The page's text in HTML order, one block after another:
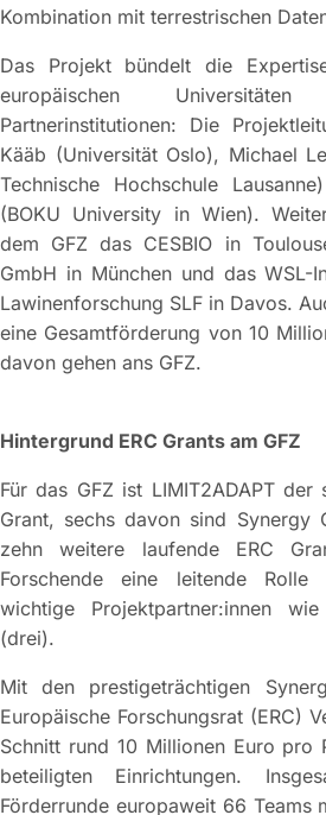
Kombination mit terrestrischen
Das Projekt bündelt die
europäischen
Partnerinstitutionen: Die
Kääb (Universität Oslo), Michael
Technische Hochschule
(BOKU University in Wien).
dem GFZ das CESBIO in
GmbH in München und das WSL-
Lawinenforschung SLF in Davos.
eine Gesamtförderung von 10
davon gehen ans GFZ.
Hintergrund ERC Grants am GFZ
Für das GFZ ist LIMIT2ADAPT der
Grant, sechs davon sind Synergy
zehn weitere laufende ERC
Forschende eine leitende
wichtige Projektpartner:innen
(drei).
Mit den prestigeträchtigen
Europäische Forschungsrat (ERC)
Schnitt rund 10 Millionen Euro
beteiligten Einrichtungen.
Förderrunde europaweit 66 Teams